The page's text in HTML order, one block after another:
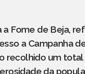
a Fome de Beja,
a Campanha
recolhido um
da